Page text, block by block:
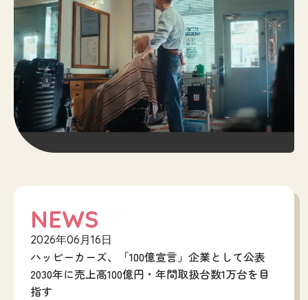
NEWS
2026年06月16日
ハッピーカーズ、「100億宣言」企業として公表
2030年に売上高100億円・年間取扱台数1万台を目
指す